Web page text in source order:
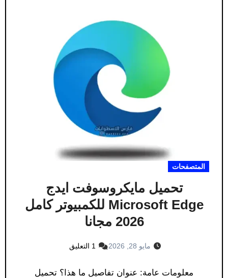
المتصفحات
تحميل مايكروسوفت ايدج
Microsoft Edge للكمبيوتر كامل
2026 مجانا
مايو 28, 2026 1 التعليق
معلومات عامة: عنوان تفاصيل ما هذا؟ تحميل